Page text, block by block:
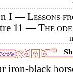
I —Lessons
11 —The
iron-black